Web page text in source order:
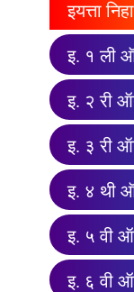
इयत्ता
इ. १ ली
इ. २ री
इ. ३ री
इ. ४ थी
इ. ५ वी
इ. ६ वी